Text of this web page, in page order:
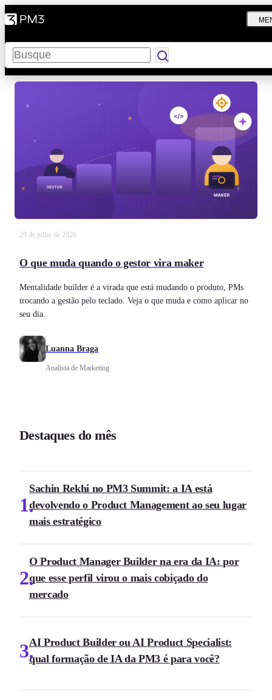
Pesquisar
29 de julho de 2026
O que muda quando o gestor vira maker
Mentalidade builder é a virada que está mudando o produto, PMs
trocando a gestão pelo teclado. Veja o que muda e como aplicar no
seu dia.
Luanna Braga
Analista de Marketing
Destaques do mês
1
Sachin Rekhi no PM3 Summit: a IA está
devolvendo o Product Management ao seu lugar
mais estratégico
2
O Product Manager Builder na era da IA: por
que esse perfil virou o mais cobiçado do
mercado
3AI Product Builder ou AI Product Specialist:
qual formação de IA da PM3 é para você?